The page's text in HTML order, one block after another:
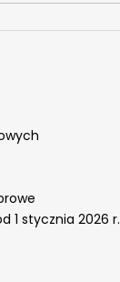
1 stycznia 2026 r.